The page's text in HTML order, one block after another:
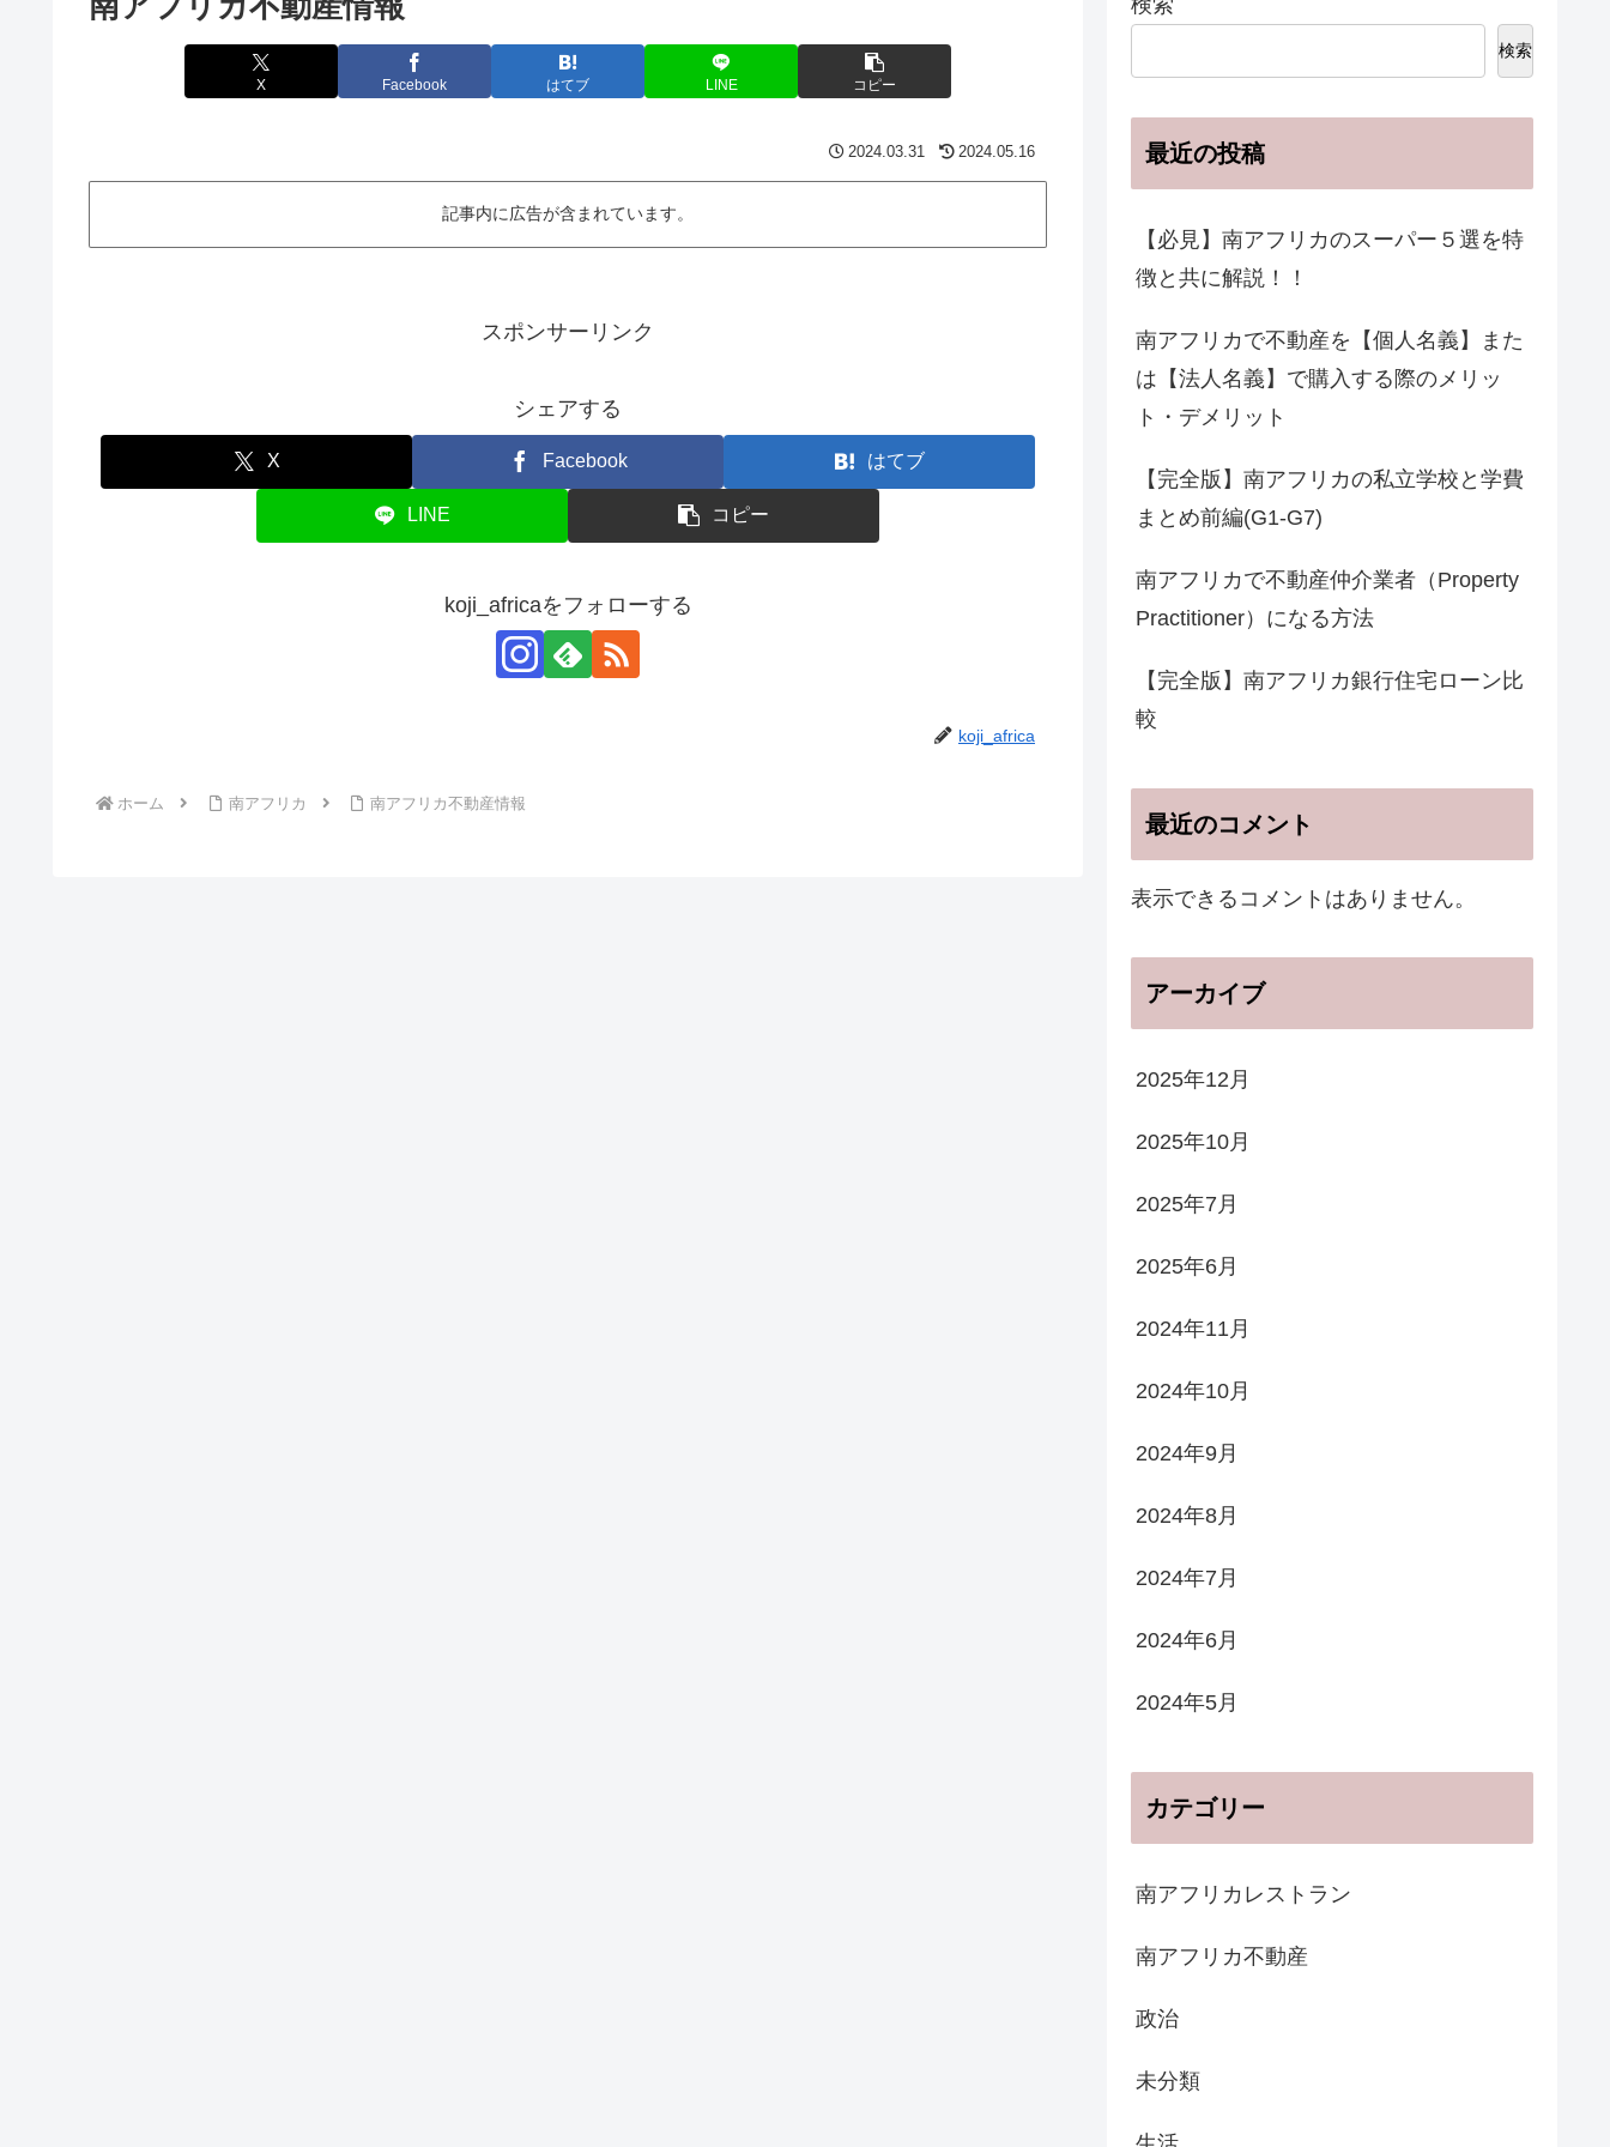
X Facebook はてブ LINE コピー
2024.03.31 2024.05.16
記事内に広告が含まれています。
スポンサーリンク
シェアする
X Facebook はてブ
LINE コピー
koji_africaをフォローする
koji_africa
ホーム 南アフリカ 南アフリカ不動産情報
検索
検索
最近の投稿
【必見】南アフリカのスーパー５選を特
徴と共に解説！！
南アフリカで不動産を【個人名義】また
は【法人名義】で購入する際のメリッ
ト・デメリット
【完全版】南アフリカの私立学校と学費
まとめ前編(G1-G7)
南アフリカで不動産仲介業者（Property
Practitioner）になる方法
【完全版】南アフリカ銀行住宅ローン比
較
最近のコメント
表示できるコメントはありません。
アーカイブ
2025年12月
2025年10月
2025年7月
2025年6月
2024年11月
2024年10月
2024年9月
2024年8月
2024年7月
2024年6月
2024年5月
カテゴリー
南アフリカレストラン
南アフリカ不動産
政治
未分類